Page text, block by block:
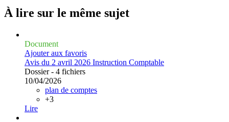
À lire sur le même sujet
Document
Ajouter aux favoris
Avis du 2 avril 2026 Instruction Comptable
Dossier - 4 fichiers
10/04/2026
plan de comptes
+3
Lire